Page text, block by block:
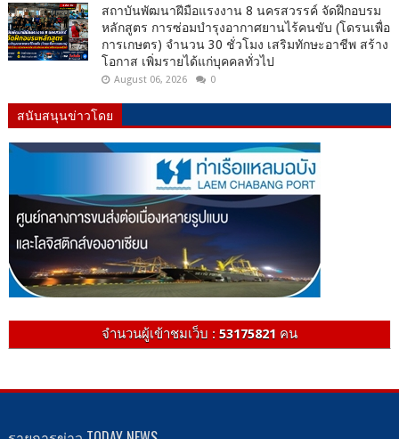
สถาบันพัฒนาฝีมือแรงงาน 8 นครสวรรค์ จัดฝึกอบรม
หลักสูตร การซ่อมบำรุงอากาศยานไร้คนขับ (โดรนเพื่อ
การเกษตร) จำนวน 30 ชั่วโมง เสริมทักษะอาชีพ สร้าง
โอกาส เพิ่มรายได้แก่บุคคลทั่วไป
August 06, 2026 0
สนับสนุนข่าวโดย
จำนวนผู้เข้าชมเว็บ : 53175821 คน